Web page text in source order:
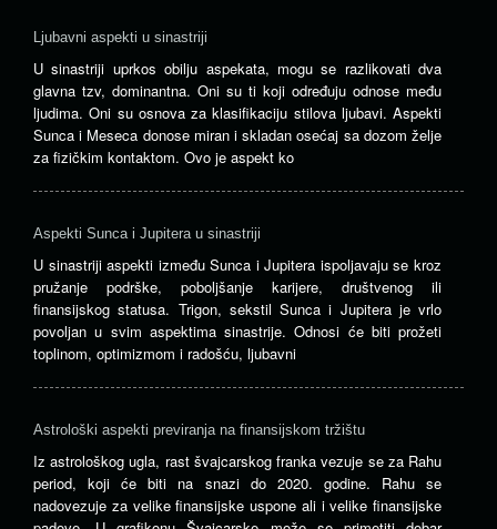
Ljubavni aspekti u sinastriji
U sinastriji uprkos obilju aspekata, mogu se razlikovati dva
glavna tzv, dominantna. Oni su ti koji određuju odnose među
ljudima. Oni su osnova za klasifikaciju stilova ljubavi. Aspekti
Sunca i Meseca donose miran i skladan osećaj sa dozom želje
za fizičkim kontaktom. Ovo je aspekt ko
Aspekti Sunca i Jupitera u sinastriji
U sinastriji aspekti između Sunca i Jupitera ispoljavaju se kroz
pružanje podrške, poboljšanje karijere, društvenog ili
finansijskog statusa. Trigon, sekstil Sunca i Jupitera je vrlo
povoljan u svim aspektima sinastrije. Odnosi će biti prožeti
toplinom, optimizmom i radošću, ljubavni
Astrološki aspekti previranja na finansijskom tržištu
Iz astrološkog ugla, rast švajcarskog franka vezuje se za Rahu
period, koji će biti na snazi do 2020. godine. Rahu se
nadovezuje za velike finansijske uspone ali i velike finansijske